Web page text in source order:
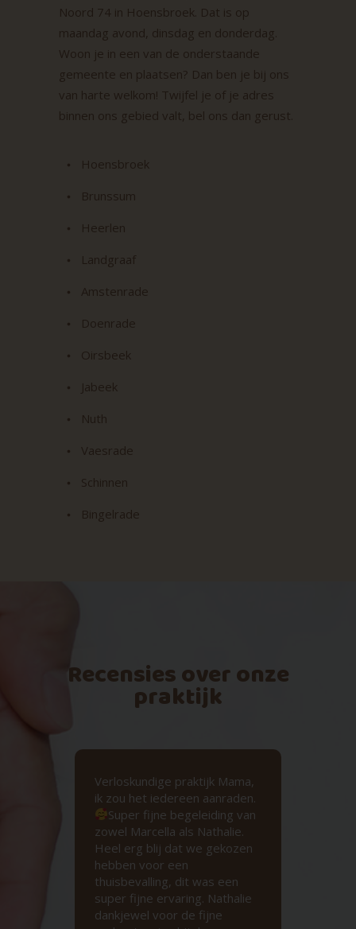
Noord 74 in Hoensbroek. Dat is op
maandag avond, dinsdag en donderdag.
Woon je in een van de onderstaande
gemeente en plaatsen? Dan ben je bij ons
van harte welkom! Twijfel je of je adres
binnen ons gebied valt, bel ons dan gerust.
Hoensbroek
Brunssum
Heerlen
Landgraaf
Amstenrade
Doenrade
Oirsbeek
Jabeek
Nuth
Vaesrade
Schinnen
Bingelrade
Recensies over onze
praktijk
Verloskundige praktijk Mama,
ik zou het iedereen aanraden.
Super fijne begeleiding van
zowel Marcella als Nathalie.
Heel erg blij dat we gekozen
hebben voor een
thuisbevalling, dit was een
super fijne ervaring. Nathalie
dankjewel voor de fijne